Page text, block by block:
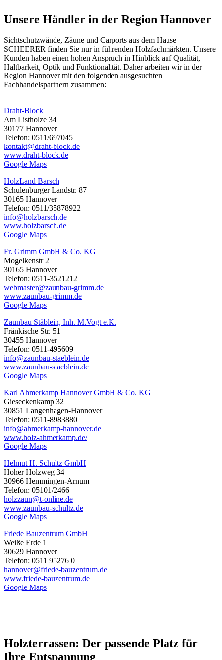
Unsere Händler in der Region Hannover
Sichtschutzwände, Zäune und Carports aus dem Hause
SCHEERER finden Sie nur in führenden Holzfachmärkten. Unsere
Kunden haben einen hohen Anspruch in Hinblick auf Qualität,
Haltbarkeit, Optik und Funktionalität. Daher arbeiten wir in der
Region Hannover mit den folgenden ausgesuchten
Fachhandelspartnern zusammen:
Draht-Block
Am Listholze 34
30177 Hannover
Telefon: 0511/697045
kontakt@draht-block.de
www.draht-block.de
Google Maps
HolzLand Barsch
Schulenburger Landstr. 87
30165 Hannover
Telefon: 0511/35878922
info@holzbarsch.de
www.holzbarsch.de
Google Maps
Fr. Grimm GmbH & Co. KG
Mogelkenstr 2
30165 Hannover
Telefon: 0511-3521212
webmaster@zaunbau-grimm.de
www.zaunbau-grimm.de
Google Maps
Zaunbau Stäblein, Inh. M.Vogt e.K.
Fränkische Str. 51
30455 Hannover
Telefon: 0511-495609
info@zaunbau-staeblein.de
www.zaunbau-staeblein.de
Google Maps
Karl Ahmerkamp Hannover GmbH & Co. KG
Gieseckenkamp 32
30851 Langenhagen-Hannover
Telefon: 0511-8983880
info@ahmerkamp-hannover.de
www.holz-ahmerkamp.de/
Google Maps
Helmut H. Schultz GmbH
Hoher Holzweg 34
30966 Hemmingen-Arnum
Telefon: 05101/2466
holzzaun@t-online.de
www.zaunbau-schultz.de
Google Maps
Friede Bauzentrum GmbH
Weiße Erde 1
30629 Hannover
Telefon: 0511 95276 0
hannover@friede-bauzentrum.de
www.friede-bauzentrum.de
Google Maps
Holzterrassen: Der passende Platz für
Ihre Entspannung